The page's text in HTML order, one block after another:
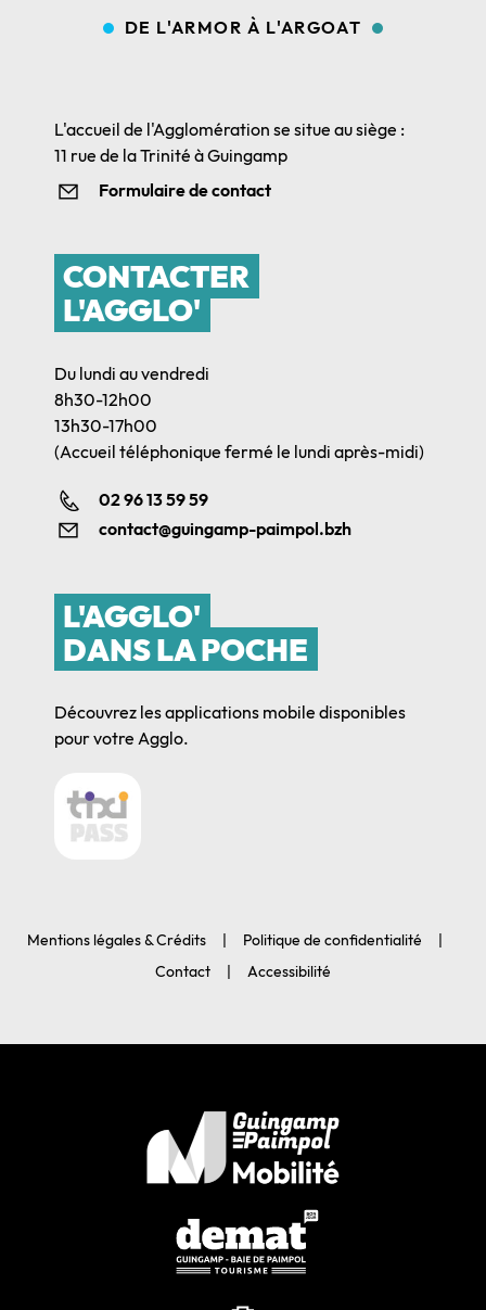
DE L'ARMOR À L'ARGOAT
L'accueil de l'Agglomération se situe au siège :
11 rue de la Trinité à Guingamp
Formulaire de contact
CONTACTER
L'AGGLO'
Du lundi au vendredi
8h30-12h00
13h30-17h00
(Accueil téléphonique fermé le lundi après-midi)
02 96 13 59 59
contact@guingamp-paimpol.bzh
L'AGGLO'
DANS LA POCHE
Découvrez les applications mobile disponibles
pour votre Agglo.
Mentions légales & Crédits
Politique de confidentialité
Contact
Accessibilité